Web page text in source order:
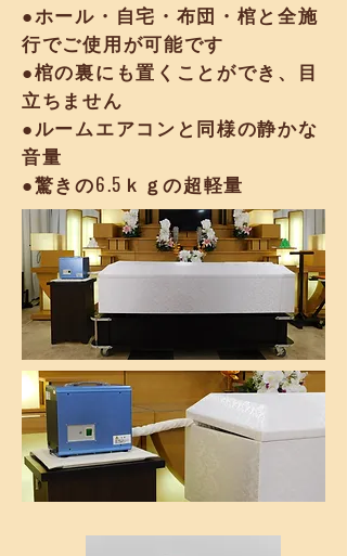
●ホール・自宅・布団・棺と全施
行でご使用が可能です
●棺の裏にも置くことができ、 目
立ちません
​●ルームエアコンと同様の静かな
音量
​●驚きの6.5ｋｇの超軽量